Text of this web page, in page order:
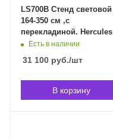
LS700B Стенд световой
164-350 см ,с
перекладиной. Hercules
LS700B в Владивостоке
Есть в наличии
31 100 руб./шт
В корзину